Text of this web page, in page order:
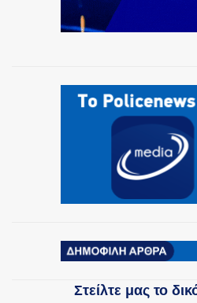
ΟΠΛΑ/ΕΞΟΠΛΙΣΜΟΣ
ΟΜΑΔΕΣ ΕΛ.ΑΣ.
Στείλτε μας το